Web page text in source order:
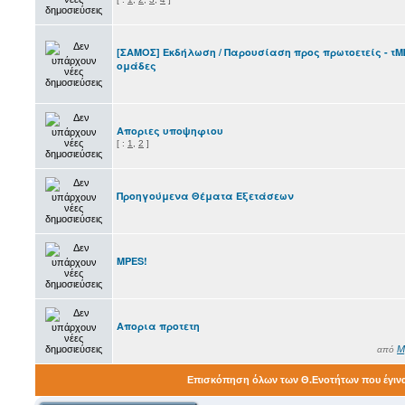
[ΣΑΜΟΣ] Εκδήλωση / Παρουσίαση προς πρωτοετείς -
ομάδες
Αποριες υποψηφιου
[ : 1 2 ]
Προηγούμενα Θέματα Εξετάσεων
MPES!
Απορια προτετη
από
Επισκόπηση όλων των Θ.Ενοτήτων που